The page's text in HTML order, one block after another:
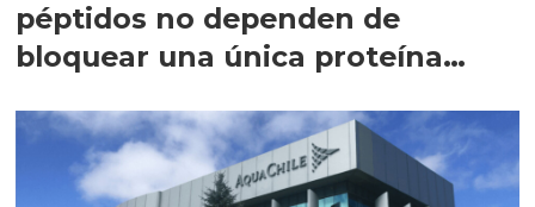
péptidos no dependen de
bloquear una única proteína